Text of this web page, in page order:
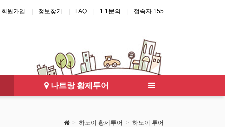
회원가입 정보찾기 FAQ 1:1문의 접속자 155
달랏 풀빌라 하노이 풀빌라 다낭 풀빌라
나트랑 황제투어
하노이 황제투어 하노이 투어